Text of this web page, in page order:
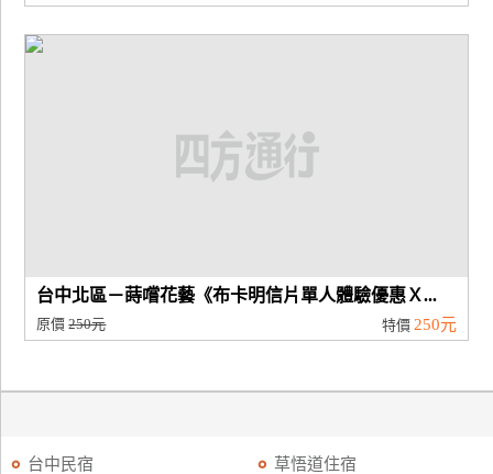
台中北區－蒔嚐花藝《布卡明信片單人體驗優惠Ｘ...
原價250元 特價 250元
台中民宿 草悟道住宿